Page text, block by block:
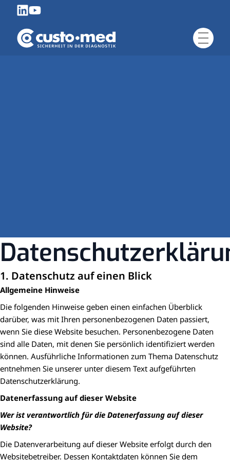
1. Datenschutz auf einen Blick
Allgemeine Hinweise
Die folgenden Hinweise geben einen einfachen Überblick
darüber, was mit Ihren personenbezogenen Daten passiert,
wenn Sie diese Website besuchen. Personenbezogene Daten
sind alle Daten, mit denen Sie persönlich identifiziert werden
können. Ausführliche Informationen zum Thema Datenschutz
entnehmen Sie unserer unter diesem Text aufgeführten
Datenschutzerklärung.
Datenerfassung auf dieser Website
Wer ist verantwortlich für die Datenerfassung auf dieser
Website?
Die Datenverarbeitung auf dieser Website erfolgt durch den
Websitebetreiber. Dessen Kontaktdaten können Sie dem